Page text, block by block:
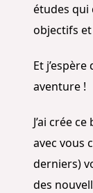
études qui
objectifs et
Et
aventure !
J’ai crée
avec vous
derniers)
des